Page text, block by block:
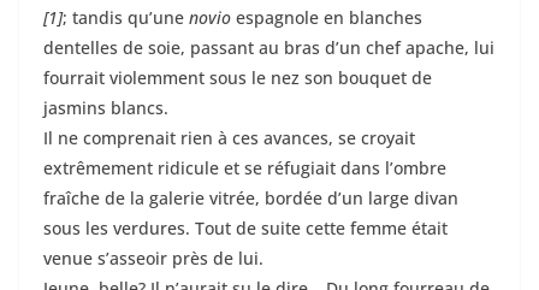
[1]; tandis qu’une novio espagnole en blanches
dentelles de soie, passant au bras d’un chef apache, lui
fourrait violemment sous le nez son bouquet de
jasmins blancs.
Il ne comprenait rien à ces avances, se croyait
extrêmement ridicule et se réfugiait dans l’ombre
fraîche de la galerie vitrée, bordée d’un large divan
sous les verdures. Tout de suite cette femme était
venue s’asseoir près de lui.